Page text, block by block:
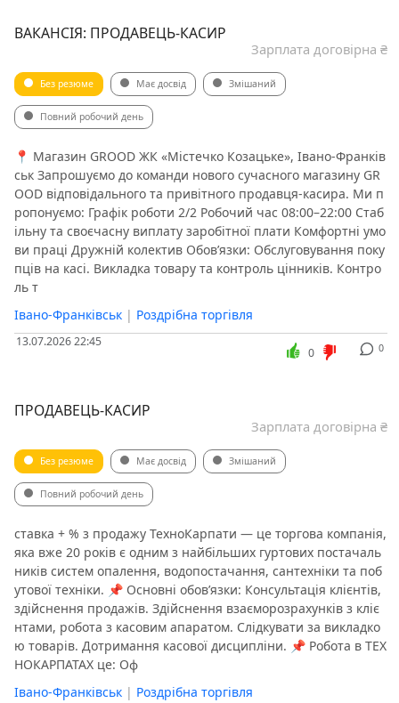
ВАКАНСІЯ: ПРОДАВЕЦЬ-КАСИР
Зарплата договірна ₴
Без резюме Має досвід Змішаний
Повний робочий день
📍 Магазин GROOD ЖК «Містечко Козацьке», Івано-Франків
ськ Запрошуємо до команди нового сучасного магазину GR
OOD відповідального та привітного продавця-касира. Ми п
ропонуємо: Графік роботи 2/2 Робочий час 08:00–22:00 Стаб
ільну та своєчасну виплату заробітної плати Комфортні умо
ви праці Дружній колектив Обов’язки: Обслуговування поку
пців на касі. Викладка товару та контроль цінників. Контро
ль т
Івано-Франківськ | Роздрібна торгівля
13.07.2026 22:45 0
0
ПРОДАВЕЦЬ-КАСИР
Зарплата договірна ₴
Без резюме Має досвід Змішаний
Повний робочий день
ставка + % з продажу ТехноКарпати — це торгова компанія,
яка вже 20 років є одним з найбільших гуртових постачаль
ників систем опалення, водопостачання, сантехніки та поб
утової техніки. 📌 Основні обов’язки: Консультація клієнтів,
здійснення продажів. Здійснення взаєморозрахунків з кліє
нтами, робота з касовим апаратом. Слідкувати за викладко
ю товарів. Дотримання касової дисципліни. 📌 Робота в ТЕХ
НОКАРПАТАХ це: Оф
Івано-Франківськ | Роздрібна торгівля